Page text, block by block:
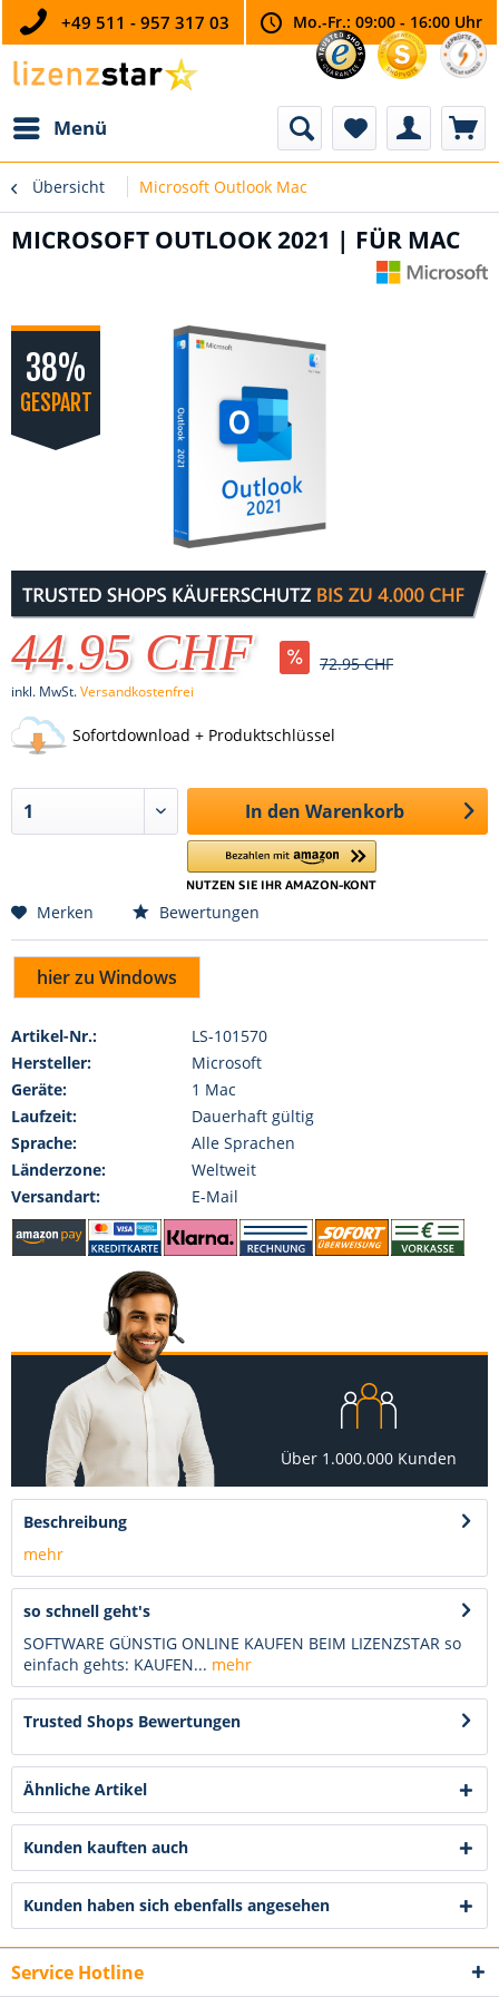
+49 511 - 957 317 03 Mo.-Fr.: 09:00 - 16:00 Uhr
Menü
Übersicht Microsoft Outlook Mac
MICROSOFT OUTLOOK 2021 | FÜR MAC
38%
GESPART
44.95 CHF 72.95 CHF
inkl. MwSt.Versandkostenfrei
Sofortdownload + Produktschlüssel
In den Warenkorb
Merken Bewertungen
hier zu Windows
Artikel-Nr.:
LS-101570
Hersteller:
Microsoft
Geräte:
1 Mac
Laufzeit:
Dauerhaft gültig
Sprache:
Alle Sprachen
Länderzone:
Weltweit
Versandart:
E-Mail
Über 1.000.000 Kunden
Beschreibung
mehr
so schnell geht's
SOFTWARE GÜNSTIG ONLINE KAUFEN BEIM LIZENZSTAR so
einfach gehts: KAUFEN... mehr
Trusted Shops Bewertungen
Ähnliche Artikel
Kunden kauften auch
Kunden haben sich ebenfalls angesehen
Service Hotline